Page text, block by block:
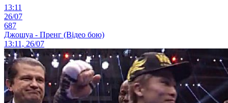
13:11
26/07
687
Джошуа - Пренг (Відео бою)
13:11, 26/07